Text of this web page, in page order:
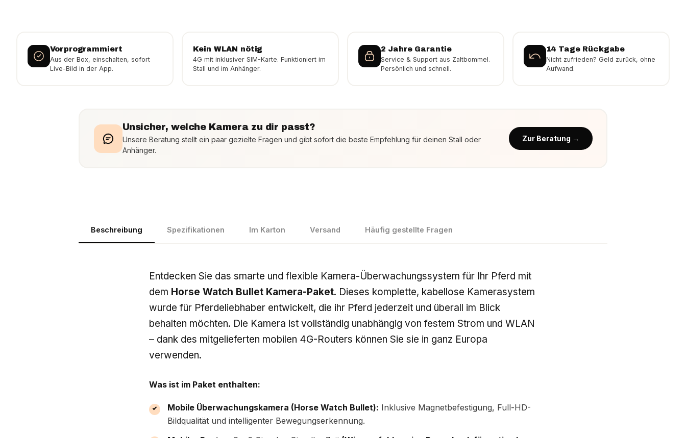
Vorprogrammiert
Aus der Box, einschalten, sofort
Live-Bild in der App.
Kein WLAN nötig
4G mit inklusiver SIM-Karte. Funktioniert im
Stall und im Anhänger.
2 Jahre Garantie
Service & Support aus Zaltbommel.
Persönlich und schnell.
14 Tage Rückgabe
Nicht zufrieden? Geld zurück, ohne
Aufwand.
Unsicher, welche Kamera zu dir passt?
Unsere Beratung stellt ein paar gezielte Fragen und gibt sofort die beste Empfehlung für deinen Stall oder
Anhänger.
Zur Beratung →
Beschreibung Spezifikationen Im Karton Versand Häufig gestellte Fragen
Entdecken Sie das smarte und flexible Kamera-Überwachungssystem für Ihr Pferd mit
dem Horse Watch Bullet Kamera-Paket. Dieses komplette, kabellose Kamerasystem
wurde für Pferdeliebhaber entwickelt, die ihr Pferd jederzeit und überall im Blick
behalten möchten. Die Kamera ist vollständig unabhängig von festem Strom und WLAN
– dank des mitgelieferten mobilen 4G-Routers können Sie sie in ganz Europa
verwenden.
Was ist im Paket enthalten:
Mobile Überwachungskamera (Horse Watch Bullet): Inklusive Magnetbefestigung, Full-HD-
Bildqualität und intelligenter Bewegungserkennung.